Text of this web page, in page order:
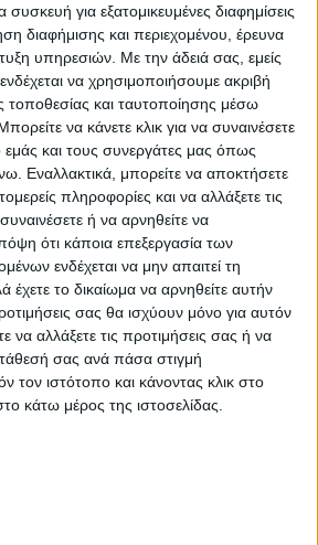
για εξατομικευμένες διαφημίσεις
διαφήμισης και περιεχομένου, έρευνα
υπηρεσιών. Με την άδειά σας, εμείς
να χρησιμοποιήσουμε ακριβή
τοποθεσίας και ταυτοποίησης μέσω
να κάνετε κλικ για να συναινέσετε
και τους συνεργάτες μας όπως
Εναλλακτικά, μπορείτε να αποκτήσετε
πληροφορίες και να αλλάξετε τις
ή να αρνηθείτε να
ότι κάποια επεξεργασία των
ενδέχεται να μην απαιτεί τη
το δικαίωμα να αρνηθείτε αυτήν
σας θα ισχύουν μόνο για αυτόν
να αλλάξετε τις προτιμήσεις σας ή να
σας ανά πάσα στιγμή
τον ιστότοπο και κάνοντας κλικ στο
κάτω μέρος της ιστοσελίδας.
στο χώρο θα μπορούν
και θέληση να μάθουν
ενώ θα άξιζε ως
και ένα μουσείο
αεροπόρους, όπου θα
τα επιτεύγματά τους
αναδρομή έως
ως πρωτόγνωρη
ιδέα ακούει στην
μικρού, σύγχρονου